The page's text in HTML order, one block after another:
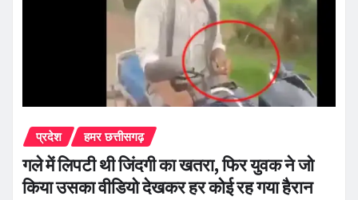
प्रदेश हमर छत्तीसगढ़
गले में लिपटी थी जिंदगी का खतरा, फिर युवक ने जो
किया उसका वीडियो देखकर हर कोई रह गया हैरान